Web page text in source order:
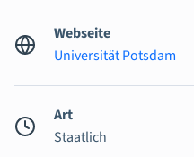
Webseite
Universität Potsdam
Art
Staatlich